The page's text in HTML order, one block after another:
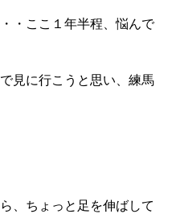
・ここ１年半程、悩んで
見に行こうと思い、練馬
、ちょっと足を伸ばして